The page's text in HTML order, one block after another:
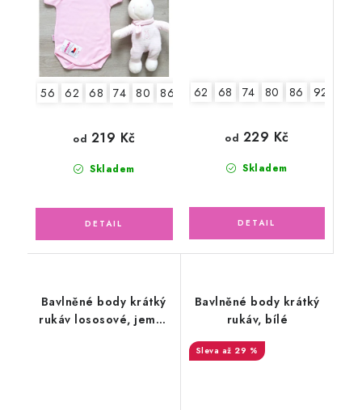
56 62 68 74 80 86 92
Skladem
od 219 Kč
62 68 74 80 86 92
Skladem
od 229 Kč
Bavlněné body krátký
rukáv lososové, jemný
Bavlněné body krátký
rukáv, bílé
až 29 %